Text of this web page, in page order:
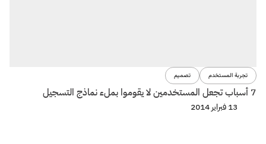
تجربة المستخدم تصميم
7 أسباب تجعل المستخدمين لا يقوموا بملء نماذج التسجيل
13 فبراير 2014